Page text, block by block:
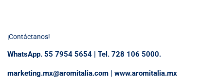
¡Contáctanos!
WhatsApp. 55 7954 5654 | Tel. 728 106 5000.
marketing.mx@aromitalia.com | www.aromitalia.mx